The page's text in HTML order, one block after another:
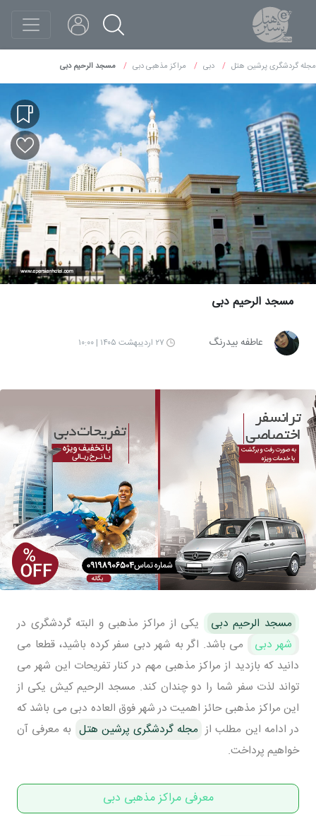
مجله گردشگری پرشین هتل دبی مراکز مذهبی دبی مسجد الرحیم دبی
مسجد الرحیم دبی
عاطفه بیدرنگ ۲۷ اردیبهشت ۱۴۰۵ | ۱۰:۰۰
مسجد الرحیم دبی
یکی از مراکز مذهبی و البته گردشگری در
شهر دبی
می باشد. اگر به شهر دبی سفر کرده باشید، قطعا می
دانید که بازدید از مراکز مذهبی مهم در کنار تفریحات این شهر می
تواند لذت سفر شما را دو چندان کند. مسجد الرحیم کیش یکی از
این مراکز مذهبی حائز اهمیت در شهر فوق العاده دبی می باشد که
در ادامه این مطلب از مجله گردشگری پرشین هتل به معرفی آن
خواهیم پرداخت.
معرفی مراکز مذهبی دبی